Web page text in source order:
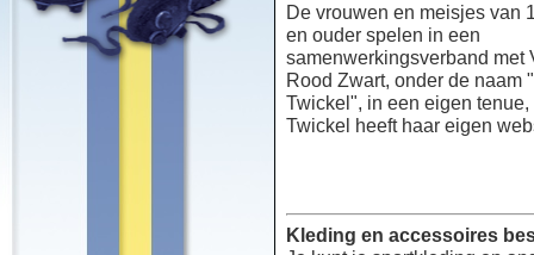
De vrouwen en meisjes van
en ouder spelen in een
samenwerkingsverband met
Rood Zwart, onder de naam
Twickel", in een eigen
Twickel heeft haar eigen
Kleding en accessoires